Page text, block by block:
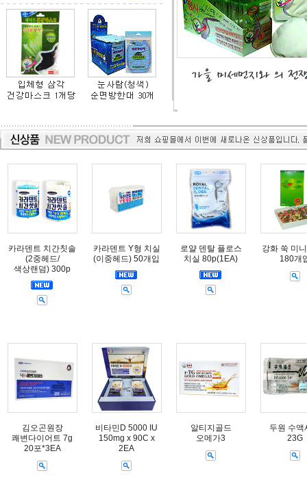
카라덴트 치간칫솔
(2중헤드/
색상랜덤) 300p
카라덴트 Y형 치실
(이중헤드) 50개입
로얄 덴탈 플로스
치실 80p(1EA)
강화 쑥 미
180개
김오곤원장
쾌변다이어트 7g
20포*3EA
비타민D 5000 IU
150mg x 90C x
2EA
알티지골드
오메가3
두원 수액
23G